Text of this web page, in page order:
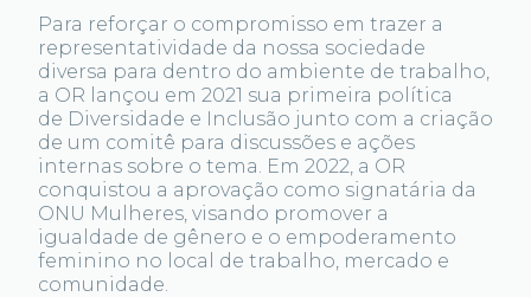
Para reforçar o compromisso em trazer a
representatividade da nossa sociedade
diversa para dentro do ambiente de trabalho,
a OR lançou em 2021 sua primeira política
de Diversidade e Inclusão junto com a criação
de um comitê para discussões e ações
internas sobre o tema. Em 2022, a OR
conquistou a aprovação como signatária da
ONU Mulheres, visando promover a
igualdade de gênero e o empoderamento
feminino no local de trabalho, mercado e
comunidade.